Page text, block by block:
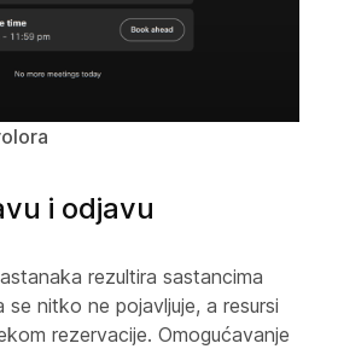
i odjavu
rezultira sastancima
nitko ne pojavljuje, a resursi
rezervacije. Omogućavanje